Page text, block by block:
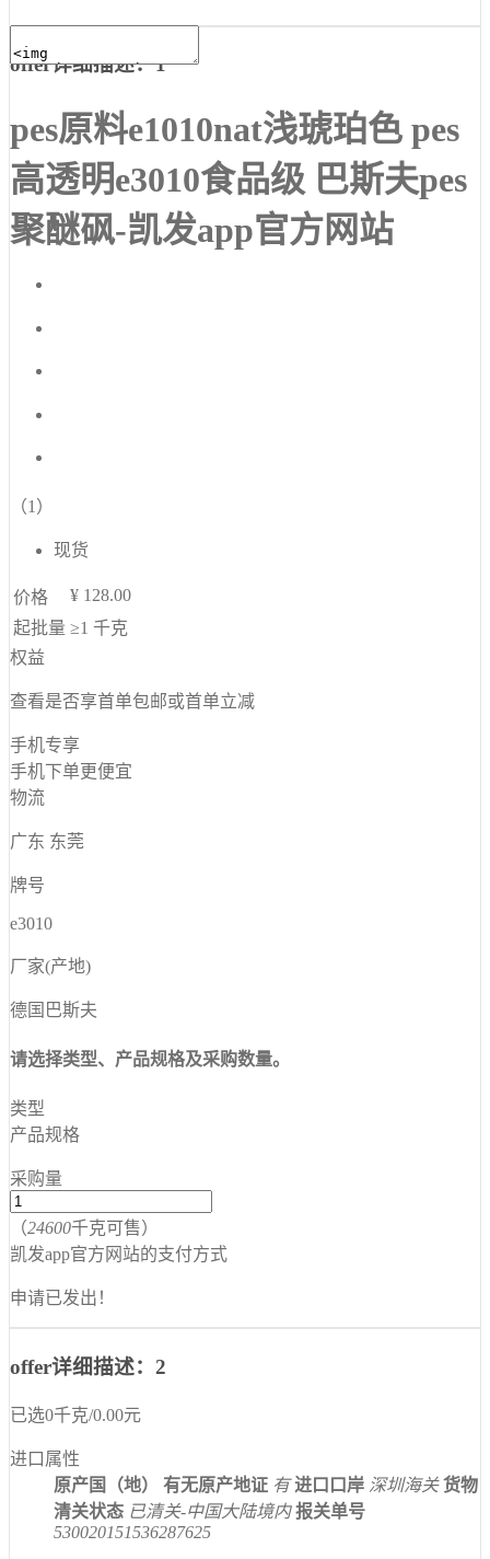
offer详细描述：1
pes原料e1010nat浅琥珀色 pes
高透明e3010食品级 巴斯夫pes
聚醚砜-凯发app官方网站
（1）
现货
价格 ¥ 128.00
起批量 ≥1 千克
权益
查看是否享首单包邮或首单立减
手机专享
手机下单更便宜
物流
广东 东莞
牌号
e3010
厂家(产地)
德国巴斯夫
请选择类型、产品规格及采购数量。
类型
产品规格
采购量
（24600千克可售）
凯发app官方网站的支付方式
申请已发出！
offer详细描述：2
已选0千克/0.00元
进口属性
原产国（地）
有无原产地证 有进口口岸 深圳海关 货物
清关状态 已清关-中国大陆境内 报关单号
530020151536287625